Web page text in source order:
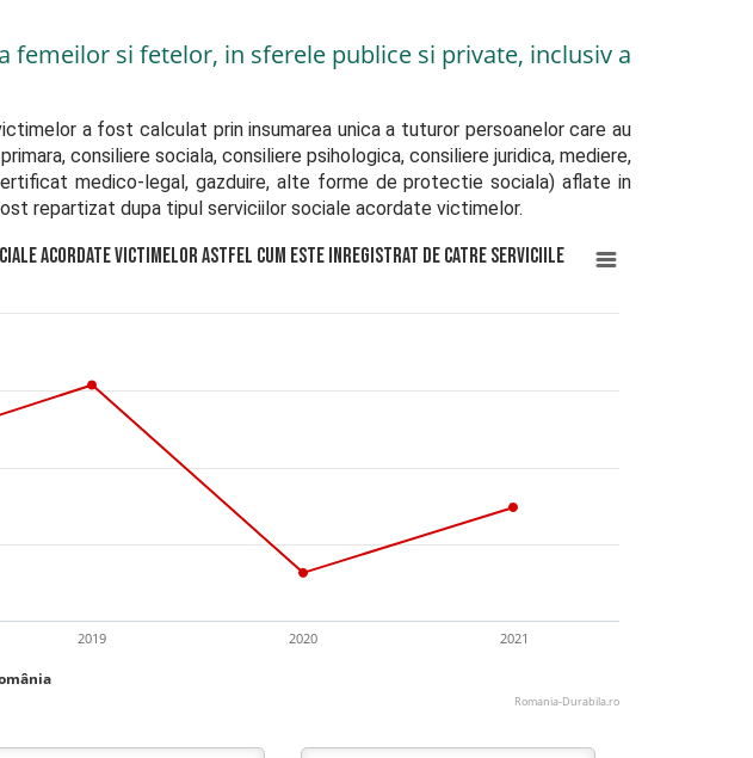
si fetelor, in sferele publice si private, inclusiv a
a fost calculat prin insumarea unica a tuturor persoanelor care au
consiliere sociala, consiliere psihologica, consiliere juridica, mediere,
medico-legal, gazduire, alte forme de protectie sociala) aflate in
repartizat dupa tipul serviciilor sociale acordate victimelor.
acordate victimelor astfel cum este inregistrat de catre serviciile
2019 2020 2021
Romania-Durabila.ro